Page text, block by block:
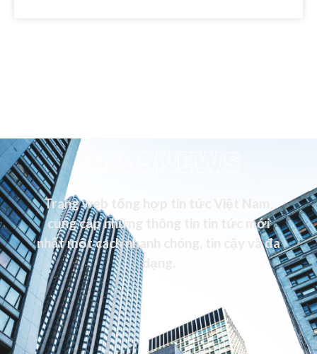
VN99NEWS
Trang web tổng hợp tin tức Việt Nam,
cung cấp những thông tin tin tức mới
nhất một cách nhanh chóng, tin cậy và đa
dạng.